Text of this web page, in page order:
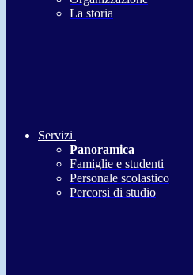
La storia
Servizi
Panoramica
Famiglie e studenti
Personale scolastico
Percorsi di studio